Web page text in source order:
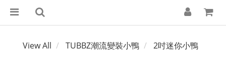
View All TUBBZ潮流變裝小鴨 2吋迷你小鴨